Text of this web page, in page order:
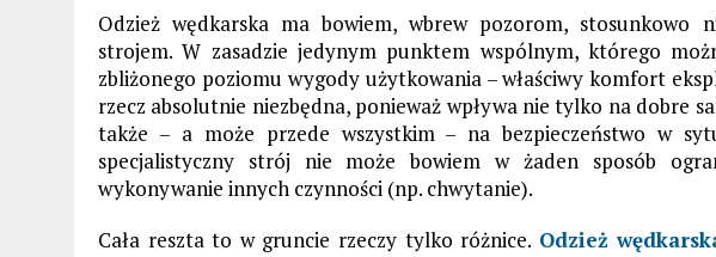
Odzież wędkarska ma bowiem, wbrew pozorom, stosunkowo
strojem. W zasadzie jedynym punktem wspólnym, którego
zbliżonego poziomu wygody użytkowania – właściwy komfort
rzecz absolutnie niezbędna, ponieważ wpływa nie tylko na dobre
także – a może przede wszystkim – na bezpieczeństwo w
specjalistyczny strój nie może bowiem w żaden sposób
wykonywanie innych czynności (np. chwytanie).
Cała reszta to w gruncie rzeczy tylko różnice. Odzież